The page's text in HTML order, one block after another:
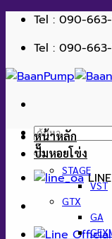
ข้าม
เนื้อหา
Tel : 090-
Tel : 090-
ค้นหา:
หน้าหลัก
ปั๊มหอยโข่ง
STAGE
VST
GTX
GA